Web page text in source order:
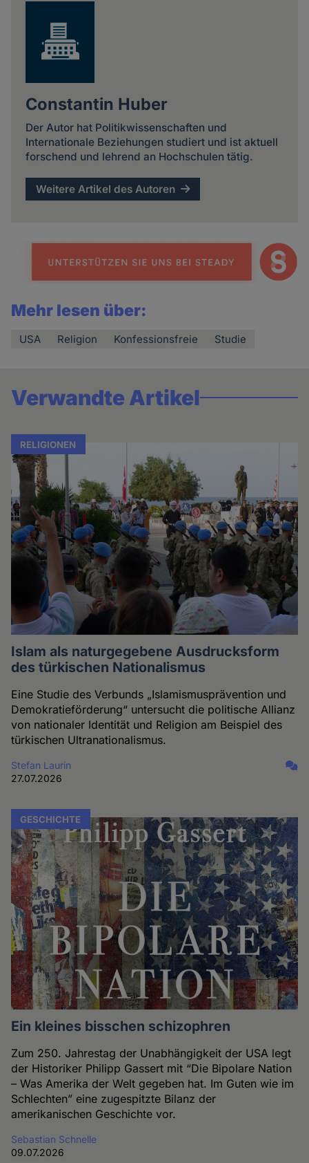
Constantin Huber
Der Autor hat Politikwissenschaften und
Internationale Beziehungen studiert und ist aktuell
forschend und lehrend an Hochschulen tätig.
Weitere Artikel des Autoren
Mehr lesen über:
USA Religion Konfessionsfreie Studie
Verwandte Artikel
RELIGIONEN
Islam als naturgegebene Ausdrucksform
des türkischen Nationalismus
Eine Studie des Verbunds „Islamismusprävention und
Demokratieförderung“ untersucht die politische Allianz
von nationaler Identität und Religion am Beispiel des
türkischen Ultranationalismus.
Stefan Laurin
27.07.2026
GESCHICHTE
Ein kleines bisschen schizophren
Zum 250. Jahrestag der Unabhängigkeit der USA legt
der Historiker Philipp Gassert mit “Die Bipolare Nation
– Was Amerika der Welt gegeben hat. Im Guten wie im
Schlechten” eine zugespitzte Bilanz der
amerikanischen Geschichte vor.
Sebastian Schnelle
09.07.2026